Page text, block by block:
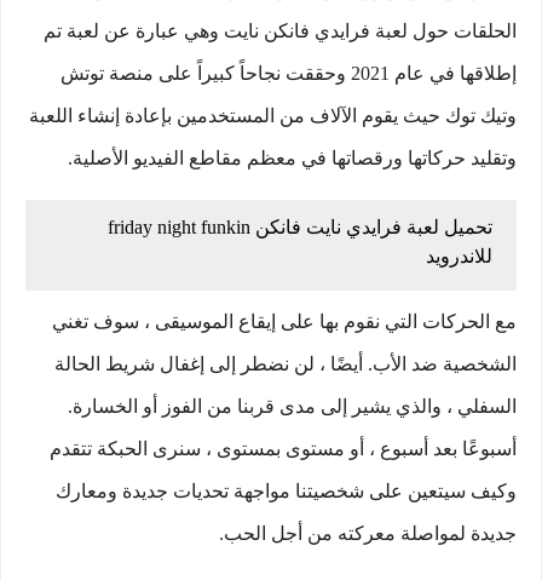
الحلقات حول لعبة فرايدي فانكن نايت وهي عبارة عن لعبة تم
إطلاقها في عام 2021 وحققت نجاحاً كبيراً على منصة توتش
وتيك توك حيث يقوم الآلاف من المستخدمين بإعادة إنشاء اللعبة
وتقليد حركاتها ورقصاتها في معظم مقاطع الفيديو الأصلية.
تحميل لعبة فرايدي نايت فانكن friday night funkin
للاندرويد
مع الحركات التي نقوم بها على إيقاع الموسيقى ، سوف تغني
الشخصية ضد الأب. أيضًا ، لن نضطر إلى إغفال شريط الحالة
السفلي ، والذي يشير إلى مدى قربنا من الفوز أو الخسارة.
أسبوعًا بعد أسبوع ، أو مستوى بمستوى ، سنرى الحبكة تتقدم
وكيف سيتعين على شخصيتنا مواجهة تحديات جديدة ومعارك
جديدة لمواصلة معركته من أجل الحب.